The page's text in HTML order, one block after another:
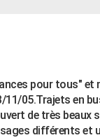
pour tous" et
05.Trajets en
de très beaux
différents et